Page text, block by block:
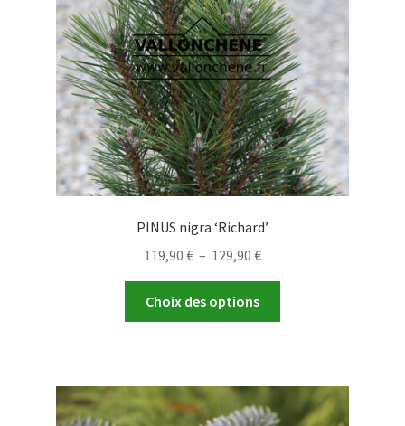
PINUS nigra ‘Richard’
119,90 € – 129,90 €Plage
de
119,90 €
Choix des options
variations.